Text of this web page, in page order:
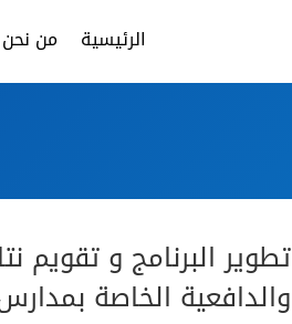
الرئيسية من نحن
تطوير البرنامج و تقويم
والدافعية الخاصة